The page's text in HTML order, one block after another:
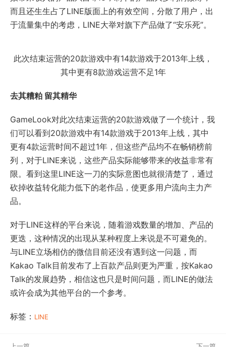
而且还生生占了LINE版面上的有效空间，分散了用户，出
于流量集中的考虑，LINE大举对旗下产品做了“安乐死”。
此次结束运营的20款游戏中有14款游戏于2013年上线，
其中更有8款游戏运营不足1年
去其糟粕 留其精华
GameLook对此次结束运营的20款游戏做了一个统计，我
们可以看到20款游戏中有14款游戏于2013年上线，其中
更有4款运营时间不超过1年，但这些产品均不在畅销榜前
列，对于LINE来说，这些产品实际能够带来的收益非常有
限。看到这里LINE这一刀的实际意图也就很清楚了，通过
砍掉收益转化能力低下的老作品，使更多用户流向主力产
品。
对于LINE这样的平台来说，随着游戏数量的增加、产品的
更迭，这种情况的出现从某种程度上来说是不可避免的。
与LINE立场相仿的微信目前还没有遇到这一问题，而
Kakao Talk目前发布了上百款产品则更为严重，按Kakao
Talk的发展趋势，相信这也只是时间问题，而LINE的做法
或许会成为其他平台的一个参考。
标签： LINE